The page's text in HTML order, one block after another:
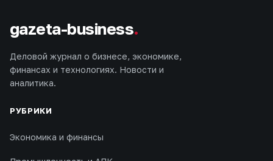
gazeta-business.
Деловой журнал о бизнесе, экономике,
финансах и технологиях. Новости и
аналитика.
РУБРИКИ
Экономика и финансы